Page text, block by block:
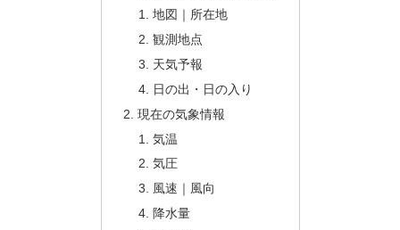
地図｜所在地
観測地点
天気予報
日の出・日の入り
現在の気象情報
気温
気圧
風速｜風向
降水量